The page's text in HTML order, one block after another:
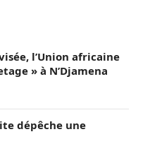
l’Union africaine
» à N’Djamena
dépêche une